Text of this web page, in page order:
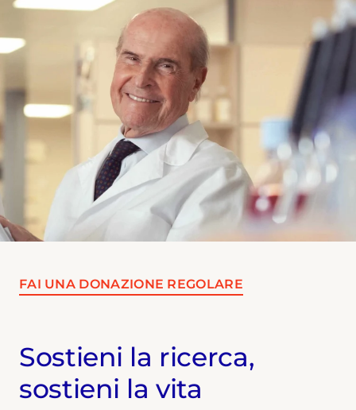
FAI UNA DONAZIONE REGOLARE
Sostieni la ricerca,
sostieni la vita